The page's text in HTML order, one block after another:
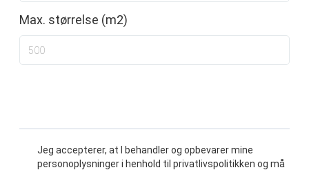
Max. størrelse (m2)
Jeg accepterer, at I behandler og opbevarer mine
personoplysninger i henhold til privatlivspolitikken og må